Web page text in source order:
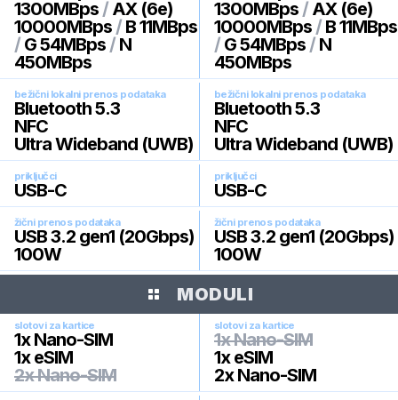
1300MBps / AX (6e)
10000MBps / B 11MBps
/ G 54MBps / N
450MBps
1300MBps / AX (6e)
10000MBps / B 11MBps
/ G 54MBps / N
450MBps
bežični lokalni prenos podataka
Bluetooth 5.3
NFC
Ultra Wideband (UWB)
bežični lokalni prenos podataka
Bluetooth 5.3
NFC
Ultra Wideband (UWB)
priključci
USB-C
priključci
USB-C
žični prenos podataka
USB 3.2 gen1 (20Gbps)
100W
žični prenos podataka
USB 3.2 gen1 (20Gbps)
100W
MODULI
slotovi za kartice
1x Nano-SIM
1x eSIM
2x Nano-SIM
slotovi za kartice
1x Nano-SIM
1x eSIM
2x Nano-SIM